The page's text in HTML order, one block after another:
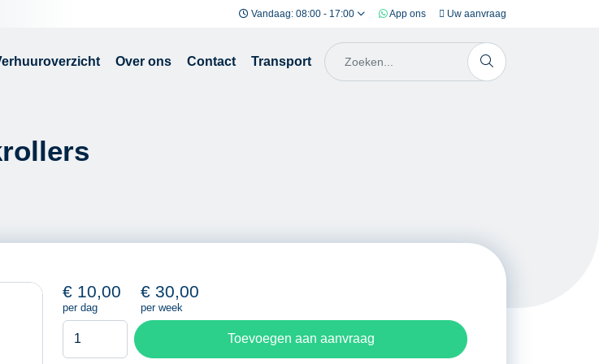
Vandaag: 08:00 - 17:00 App ons Uw aanvraag
Over ons Contact Transport
€ 10,00
per dag
€ 30,00
per week
Transportroller
Toevoegen aan aanvraag